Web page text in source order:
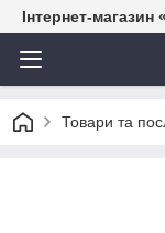
Інтернет-
Товари та